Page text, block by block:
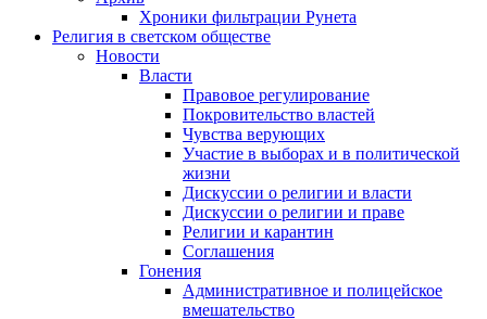
Хроники фильтрации Рунета
Религия в светском обществе
Новости
Власти
Правовое регулирование
Покровительство властей
Чувства верующих
Участие в выборах и в политической
жизни
Дискуссии о религии и власти
Дискуссии о религии и праве
Религии и карантин
Соглашения
Гонения
Административное и полицейское
вмешательство